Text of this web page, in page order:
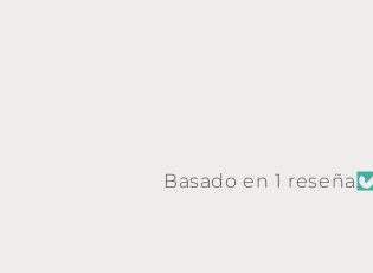
Basado en 1 reseña